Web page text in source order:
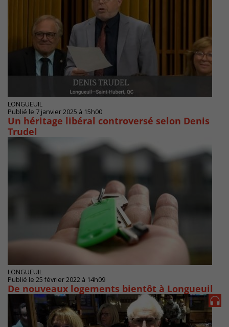
LONGUEUIL
Publié le 7 janvier 2025 à 15h00
Un héritage libéral controversé selon Denis
Trudel
LONGUEUIL
Publié le 25 février 2022 à 14h09
De nouveaux logements bientôt à Longueuil